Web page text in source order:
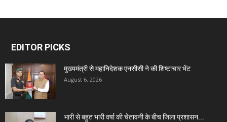
EDITOR PICKS
मुख्यमंत्री से महानिदेशक एनसीसी ने की शिष्टाचार भेंट
August 6, 2026
भारी से बहुत भारी वर्षा की चेतावनी के बीच जिला प्रशासन...